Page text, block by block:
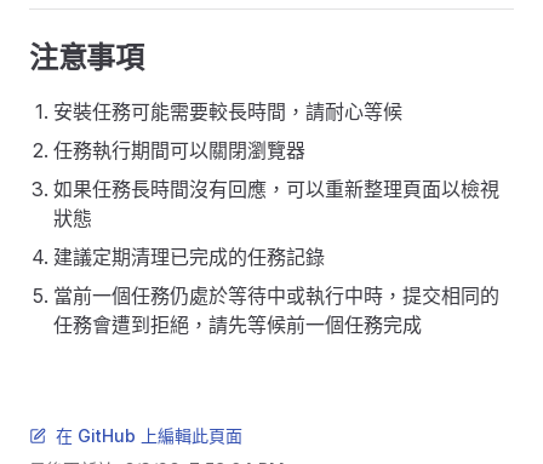
注意事項
安裝任務可能需要較長時間，請耐心等候
任務執行期間可以關閉瀏覽器
如果任務長時間沒有回應，可以重新整理頁面以檢視
狀態
建議定期清理已完成的任務記錄
當前一個任務仍處於等待中或執行中時，提交相同的
任務會遭到拒絕，請先等候前一個任務完成
在 GitHub 上編輯此頁面